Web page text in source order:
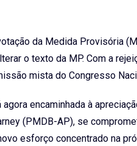
da Medida Provisória
o texto da MP. Com a
mista do Congresso
encaminhada à
(PMDB-AP), se
esforço concentrado na